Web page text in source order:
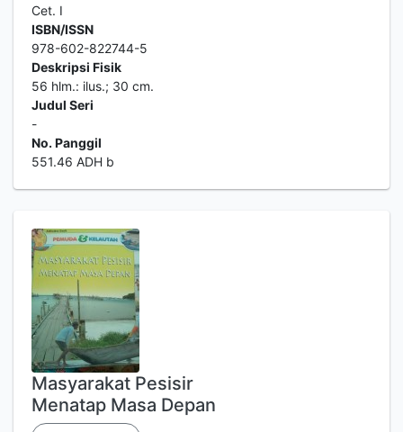
Cet. I
ISBN/ISSN
978-602-822744-5
Deskripsi Fisik
56 hlm.: ilus.; 30 cm.
Judul Seri
-
No. Panggil
551.46 ADH b
Masyarakat Pesisir
Menatap Masa Depan